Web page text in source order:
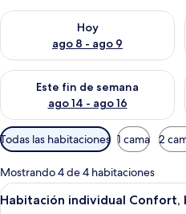
Hoy
ago 8 - ago 9
Consulta la disponibilidad para
Este fin de semana
ago 14 - ago 16
Consulta la disponibilidad para
Filtros
disponibles
para
las
habitaciones
Todas las habitaciones 1 cama 2
Mostrando 4 de 4 habitaciones
Abrir
todas
7
Habitación individual Confort,